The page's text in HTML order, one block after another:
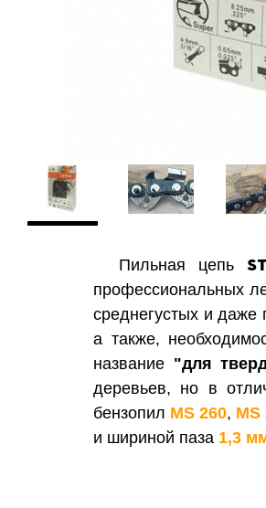
Пильная цепь
профессиональных
среднегустых и даже
а также,
название "для
деревьев, но в
бензопил MS 260, MS
и шириной паза 1,3